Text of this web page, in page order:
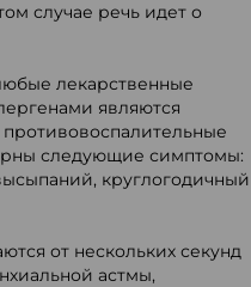
случае речь идет о
лекарственные
являются
следующие симптомы:
круглогодичный
от нескольких секунд
астмы,